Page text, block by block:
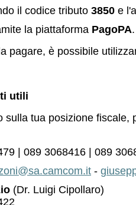
il codice tributo 3850 e
la piattaforma PagoPA.
pagare, è possibile
utili
sulla tua posizione fiscale,
| 089 3068416 | 089
-
(Dr. Luigi Cipollaro)